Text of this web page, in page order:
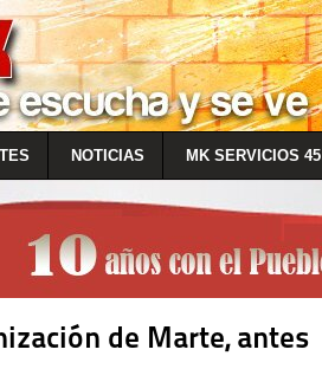
NOTICIAS MK SERVICIOS 45
de Marte, antes